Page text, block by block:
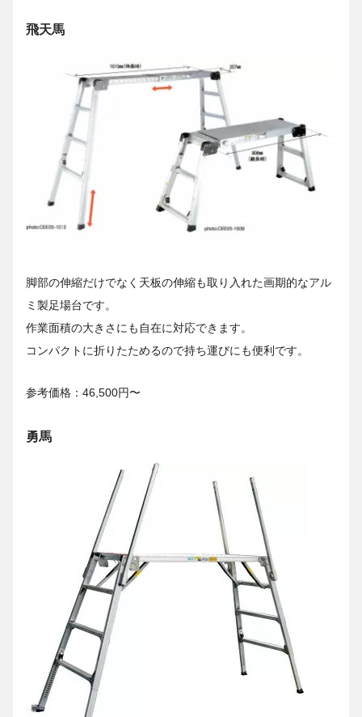
飛天馬
脚部の伸縮だけでなく天板の伸縮も取り入れた画期的なアル
ミ製足場台です。
作業面積の大きさにも自在に対応できます。
コンパクトに折りたためるので持ち運びにも便利です。
参考価格：46,500円〜
勇馬